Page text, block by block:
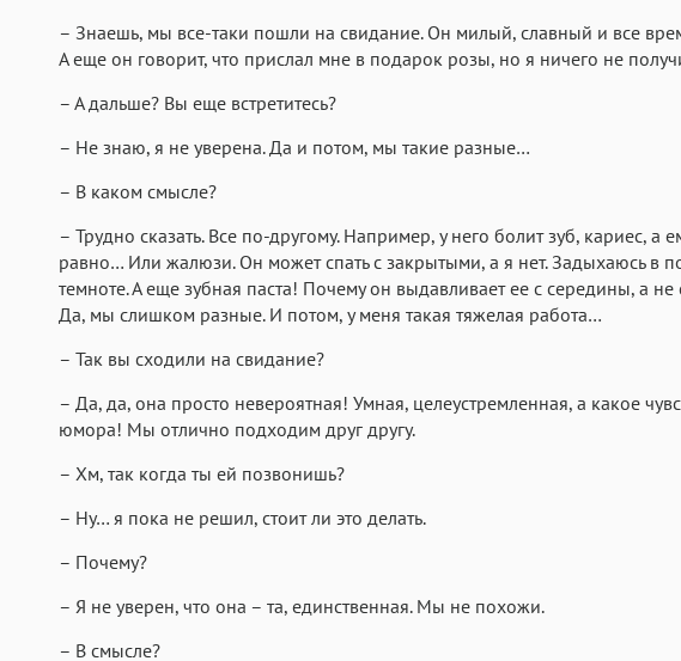
– Знаешь, мы все-таки пошли на свидание. Он милый, славный и все
А еще он говорит, что прислал мне в подарок розы, но я ничего не
– А дальше? Вы еще встретитесь?
– Не знаю, я не уверена. Да и потом, мы такие разные…
– В каком смысле?
– Трудно сказать. Все по-другому. Например, у него болит зуб, кариес, а
равно… Или жалюзи. Он может спать с закрытыми, а я нет. Задыхаюсь в
темноте. А еще зубная паста! Почему он выдавливает ее с середины, а не
Да, мы слишком разные. И потом, у меня такая тяжелая работа…
– Так вы сходили на свидание?
– Да, да, она просто невероятная! Умная, целеустремленная, а какое
юмора! Мы отлично подходим друг другу.
– Хм, так когда ты ей позвонишь?
– Ну… я пока не решил, стоит ли это делать.
– Почему?
– Я не уверен, что она – та, единственная. Мы не похожи.
– В смысле?